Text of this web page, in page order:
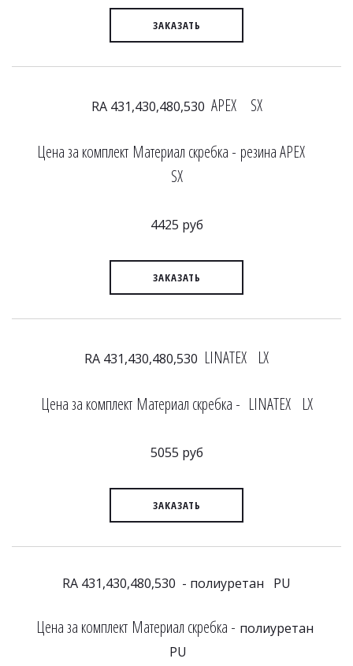
ЗАКАЗАТЬ
RA 431,430,480,530 APEX SX
Цена за комплект Материал скребка - резина APEX
SX
4425 руб
ЗАКАЗАТЬ
RA 431,430,480,530 LINATEX LX
Цена за комплект Материал скребка - LINATEX LX
5055 руб
ЗАКАЗАТЬ
RA 431,430,480,530 - полиуретан PU
Цена за комплект Материал скребка - полиуретан
PU